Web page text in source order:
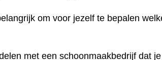
om voor jezelf te bepalen
met een schoonmaakbedrijf dat